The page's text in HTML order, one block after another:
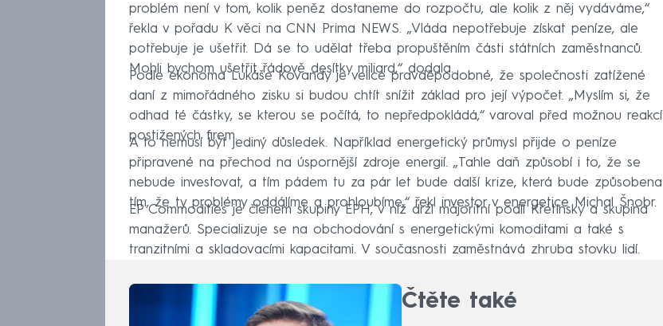
problém není v tom, kolik peněz dostaneme do rozpočtu, ale kolik z něj vydáváme,“
řekla v pořadu K věci na CNN Prima NEWS. „Vláda nepotřebuje získat peníze, ale
potřebuje je ušetřit. Dá se to udělat třeba propuštěním části státních zaměstnanců.
Mohli bychom ušetřit řádově desítky miliard,“ dodala.
Podle ekonoma Lukáše Kovandy je velice pravděpodobné, že společnosti zatížené
daní z mimořádného zisku si budou chtít snížit základ pro její výpočet. „Myslím si, že
odhad té částky, se kterou se počítá, to nepředpokládá,“ varoval před možnou reakcí
postižených firem.
A to nemusí být jediný důsledek. Například energetický průmysl přijde o peníze
připravené na přechod na úspornější zdroje energií. „Tahle daň způsobí i to, že se
nebude investovat, a tím pádem tu za pár let bude další krize, která bude způsobena
tím, že ty problémy oddálíme a prohloubíme,“ řekl investor v energetice Michal Šnobr.
EP Commodities je členem skupiny EPH, v níž drží majoritní podíl Křetínský a skupina
manažerů. Specializuje se na obchodování s energetickými komoditami a také s
tranzitními a skladovacími kapacitami. V současnosti zaměstnává zhruba stovku lidí.
Čtěte také